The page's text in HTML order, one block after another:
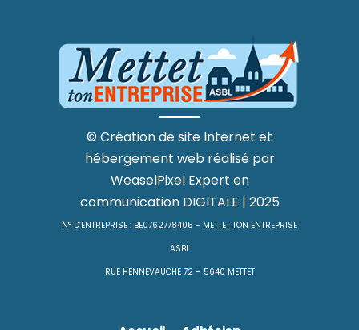
© Création de site Internet et
hébergement webréalisé par
WeaselPixel Expert en
communication DIGITALE | 2025
N° D’ENTREPRISE : BE0762778405 - METTET TON ENTREPRISE
ASBL
RUE HENNEVAUCHE 72 – 5640 METTET